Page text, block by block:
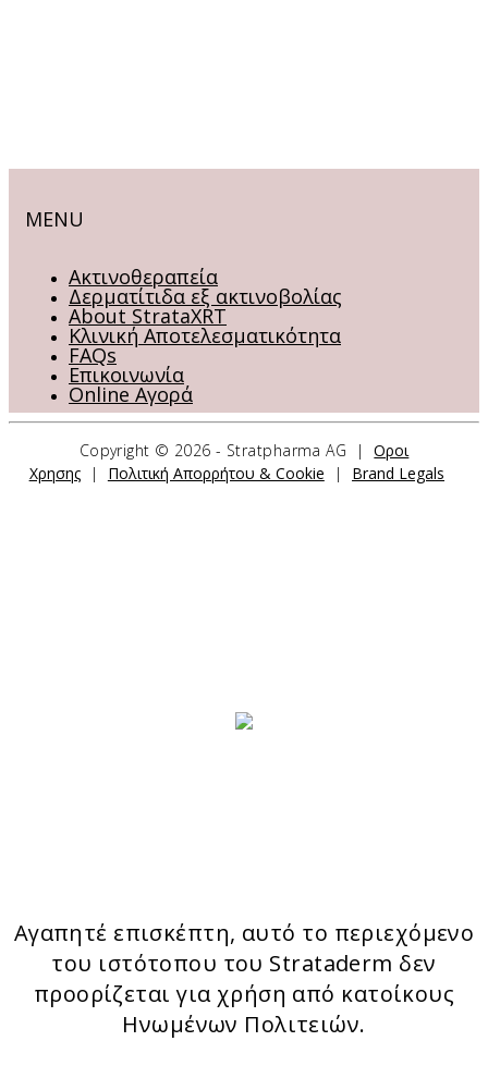
MENU
Ακτινοθεραπεία
Δερματίτιδα εξ ακτινοβολίας
About StrataXRT
Κλινική Αποτελεσματικότητα
FAQs
Επικοινωνία
Online Αγορά
Copyright © 2026 - Stratpharma AG |Οροι
Χρησης| Πολιτική Απορρήτου & Cookie | Brand Legals
Αγαπητέ επισκέπτη, αυτό το περιεχόμενο
του ιστότοπου του Strataderm δεν
προορίζεται για χρήση από κατοίκους
Ηνωμένων Πολιτειών.